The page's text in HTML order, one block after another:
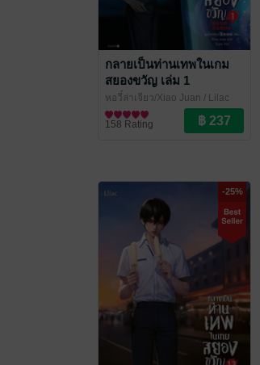
กลายเป็นท่านเทพในเกม
สยองขวัญ เล่ม 1
หูอวี๋ล่าเจียว/Xiao Juan / Lilac
Novel
นิยายวาย Boy Love / Yaoi
158 Rating
-25%